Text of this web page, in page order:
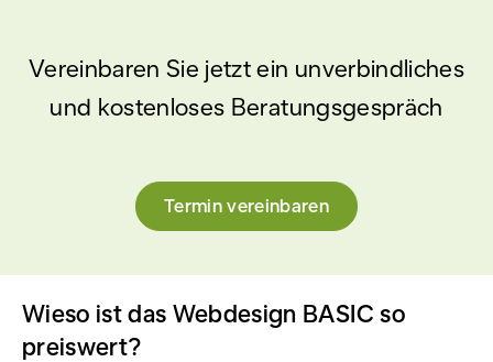
Vereinbaren Sie jetzt ein unverbindliches
und kostenloses Beratungsgespräch
Termin vereinbaren
Wieso ist das Webdesign BASIC so
preiswert?